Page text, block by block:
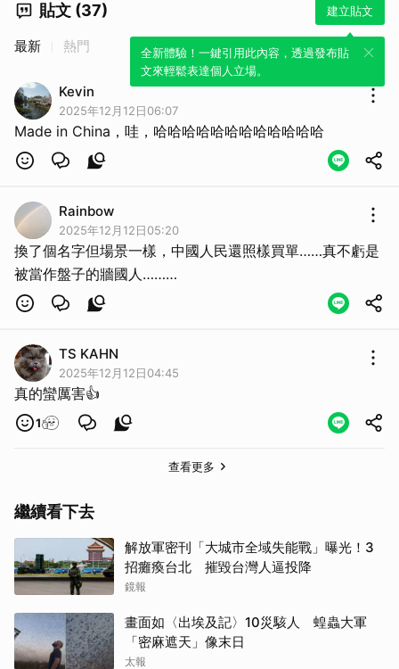
貼文 (37) 建立貼文
全新體驗！一鍵引用此內容，透過發布貼
文來輕鬆表達個人立場。
最新 熱門
Kevin
2025年12月12日06:07
Made in China，哇，哈哈哈哈哈哈哈哈哈哈哈哈
Rainbow
2025年12月12日05:20
換了個名字但場景一樣，中國人民還照樣買單……真不虧是
被當作盤子的牆國人………
TS KAHN
2025年12月12日04:45
真的蠻厲害👍
1
查看更多
繼續看下去
解放軍密刊「大城市全域失能戰」曝光！3
招癱瘓台北 摧毀台灣人逼投降
鏡報
畫面如〈出埃及記〉10災駭人 蝗蟲大軍
「密麻遮天」像末日
太報
取消